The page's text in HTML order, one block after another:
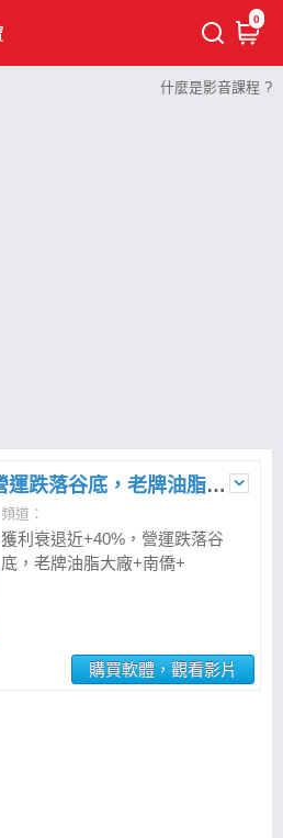
0
什麼是影音課程 ?
獲利衰退近 40%，營運跌落谷底，老牌油脂大廠 南僑 (1702) 翻身的關鍵在
頻道：
獲利衰退近+40%，營運跌落谷
底，老牌油脂大廠+南僑+
購買軟體，觀看影片